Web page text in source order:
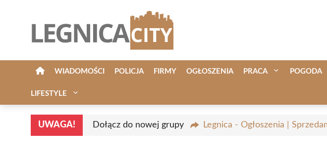
WIADOMOŚCI POLICJA FIRMY OGŁOSZENIA PRACA POGODA
LIFESTYLE
UWAGA! Dołącz do nowej grupy Legnica - Ogłoszenia |